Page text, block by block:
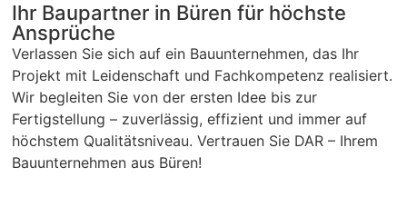
Ihr Baupartner in Büren für höchste
Ansprüche
Verlassen Sie sich auf ein Bauunternehmen, das Ihr
Projekt mit Leidenschaft und Fachkompetenz realisiert.
Wir begleiten Sie von der ersten Idee bis zur
Fertigstellung – zuverlässig, effizient und immer auf
höchstem Qualitätsniveau. Vertrauen Sie DAR – Ihrem
Bauunternehmen aus Büren!